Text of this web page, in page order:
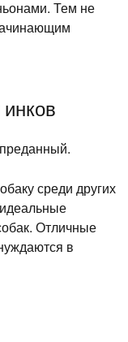
Тем не
среди других
Отличные
в